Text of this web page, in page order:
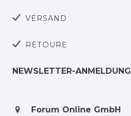
VERSAND
RETOURE
NEWSLETTER-ANMELDUNG
Forum Online GmbH